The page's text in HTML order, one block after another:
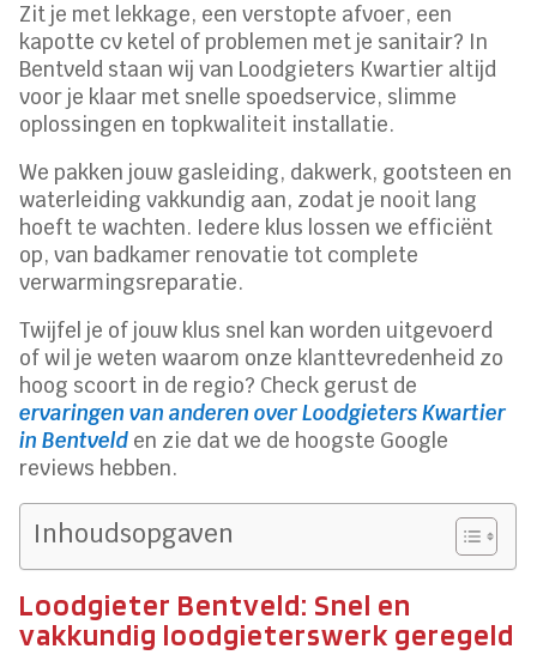
Zit je met lekkage, een verstopte afvoer, een
kapotte cv ketel of problemen met je sanitair? In
Bentveld staan wij van Loodgieters Kwartier altijd
voor je klaar met snelle spoedservice, slimme
oplossingen en topkwaliteit installatie.
We pakken jouw gasleiding, dakwerk, gootsteen en
waterleiding vakkundig aan, zodat je nooit lang
hoeft te wachten. Iedere klus lossen we efficiënt
op, van badkamer renovatie tot complete
verwarmingsreparatie.
Twijfel je of jouw klus snel kan worden uitgevoerd
of wil je weten waarom onze klanttevredenheid zo
hoog scoort in de regio? Check gerust de
ervaringen van anderen over Loodgieters Kwartier
in Bentveld en zie dat we de hoogste Google
reviews hebben.
Inhoudsopgaven
Loodgieter Bentveld: Snel en
vakkundig loodgieterswerk geregeld